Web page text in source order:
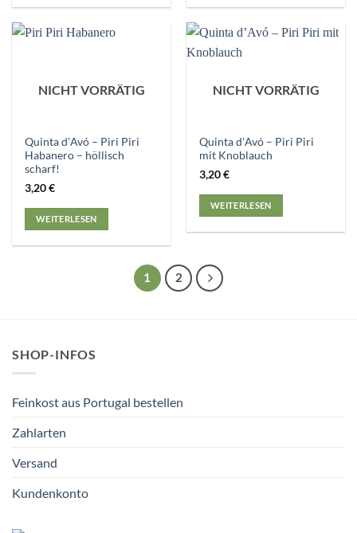
NICHT VORRÄTIG
Quinta dʼAvó – Piri Piri
Habanero – höllisch
scharf!
3,20€
WEITERLESEN
NICHT VORRÄTIG
Quinta dʼAvó – Piri Piri
mit Knoblauch
3,20€
WEITERLESEN
1 2
SHOP-INFOS
Feinkost aus Portugal bestellen
Zahlarten
Versand
Kundenkonto